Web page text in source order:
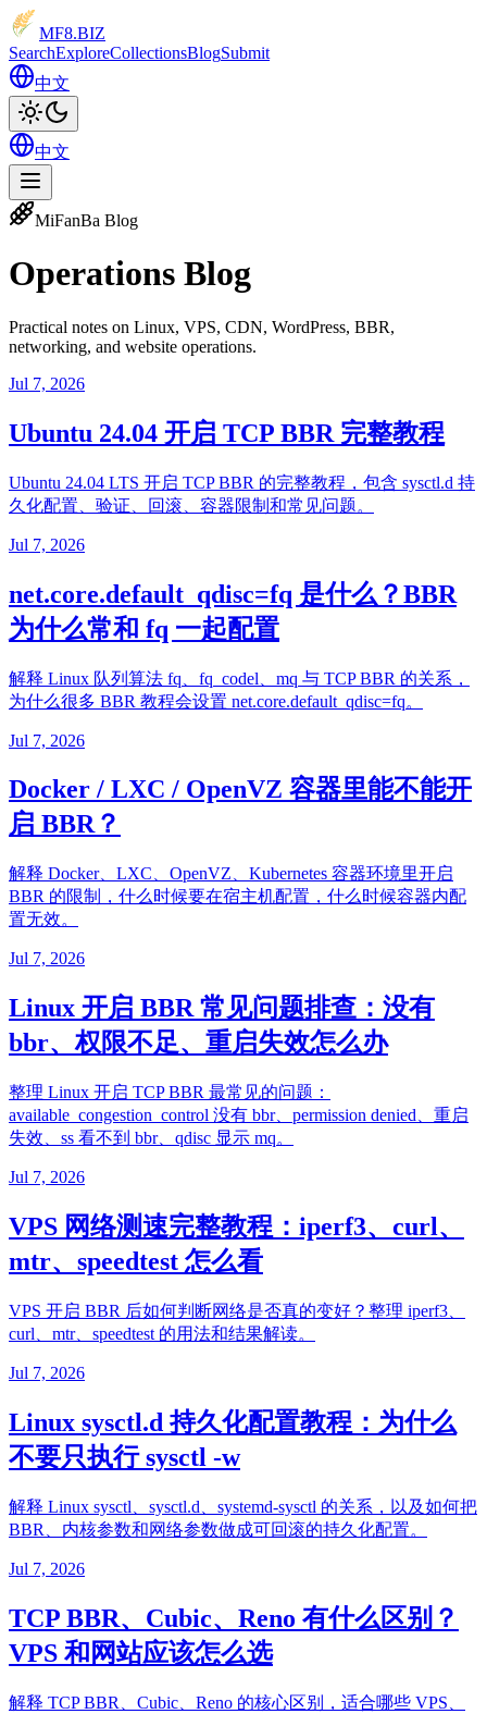
MF8.BIZ
SearchExploreCollectionsBlogSubmit
中文
中文
MiFanBa Blog
Operations Blog
Practical notes on Linux, VPS, CDN, WordPress, BBR,
networking, and website operations.
Jul 7, 2026
Ubuntu 24.04 开启 TCP BBR 完整教程
Ubuntu 24.04 LTS 开启 TCP BBR 的完整教程，包含 sysctl.d 持
久化配置、验证、回滚、容器限制和常见问题。
Jul 7, 2026
net.core.default_qdisc=fq 是什么？BBR
为什么常和 fq 一起配置
解释 Linux 队列算法 fq、fq_codel、mq 与 TCP BBR 的关系，
为什么很多 BBR 教程会设置 net.core.default_qdisc=fq。
Jul 7, 2026
Docker / LXC / OpenVZ 容器里能不能开
启 BBR？
解释 Docker、LXC、OpenVZ、Kubernetes 容器环境里开启
BBR 的限制，什么时候要在宿主机配置，什么时候容器内配
置无效。
Jul 7, 2026
Linux 开启 BBR 常见问题排查：没有
bbr、权限不足、重启失效怎么办
整理 Linux 开启 TCP BBR 最常见的问题：
available_congestion_control 没有 bbr、permission denied、重启
失效、ss 看不到 bbr、qdisc 显示 mq。
Jul 7, 2026
VPS 网络测速完整教程：iperf3、curl、
mtr、speedtest 怎么看
VPS 开启 BBR 后如何判断网络是否真的变好？整理 iperf3、
curl、mtr、speedtest 的用法和结果解读。
Jul 7, 2026
Linux sysctl.d 持久化配置教程：为什么
不要只执行 sysctl -w
解释 Linux sysctl、sysctl.d、systemd-sysctl 的关系，以及如何把
BBR、内核参数和网络参数做成可回滚的持久化配置。
Jul 7, 2026
TCP BBR、Cubic、Reno 有什么区别？
VPS 和网站应该怎么选
解释 TCP BBR、Cubic、Reno 的核心区别，适合哪些 VPS、